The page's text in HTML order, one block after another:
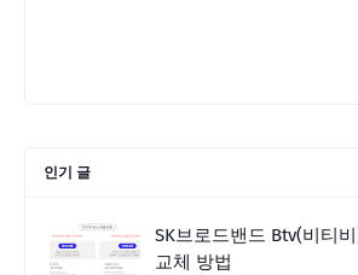
인기 글
SK브로드밴드 Btv(비티
교체 방법